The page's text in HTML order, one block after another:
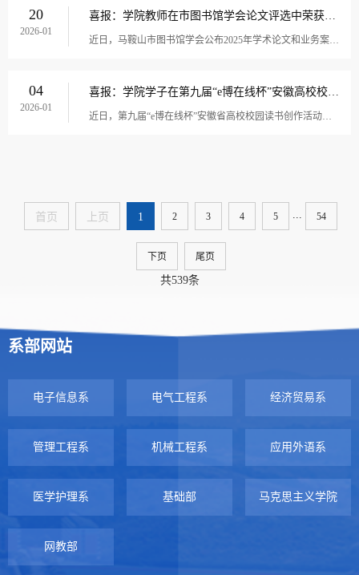
20
2026-01
喜报：学院教师在市图书馆学会论文评选中荣获二等奖
近日，马鞍山市图书馆学会公布2025年学术论文和业务案例征集活动获奖结果。学院图文信息中心汪东芳老师撰写的《人工智能技术在图书馆视障读者服务中的应用研究》荣获学术论文类二等奖。该论文围绕人工智能技术在图书馆视障读者服务中的实际应用展开研究，...
04
2026-01
喜报：学院学子在第九届“e博在线杯”安徽高校校园读书创作活动中喜获佳绩
近日，第九届“e博在线杯”安徽省高校校园读书创作活动评选结果揭晓。电气工程系黄子睿同学荣获诵读组三等奖。本次活动由安徽省高等学校图书情报工作委员会主办，以“典耀青春·阅见新声”为主题，分为“30天经典深读计划”和“新声代诵读大赛”两大模块，...
首页 上页 1 2 3 4 5 ... 54
下页 尾页
共539条
系部网站
电子信息系 电气工程系 经济贸易系
管理工程系 机械工程系 应用外语系
医学护理系 基础部 马克思主义学院
网教部